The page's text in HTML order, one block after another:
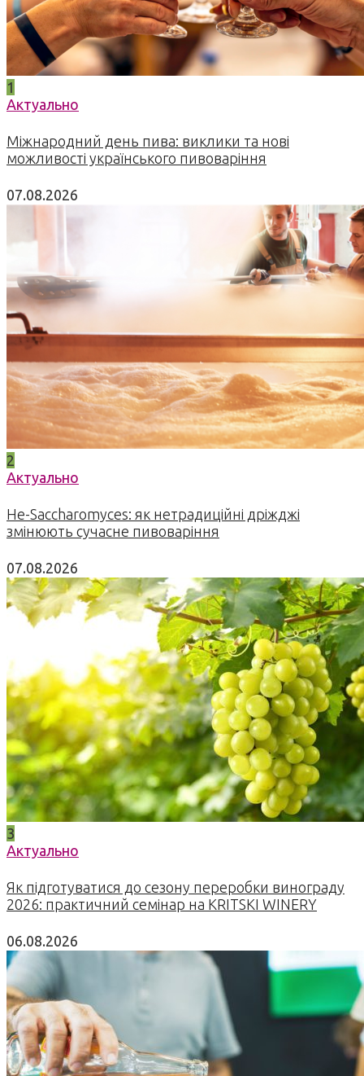
1
Актуально
Міжнародний день пива: виклики та нові
можливості українського пивоваріння
07.08.2026
2
Актуально
Не-Saccharomyces: як нетрадиційні дріжджі
змінюють сучасне пивоваріння
07.08.2026
3
Актуально
Як підготуватися до сезону переробки винограду
2026: практичний семінар на KRITSKI WINERY
06.08.2026